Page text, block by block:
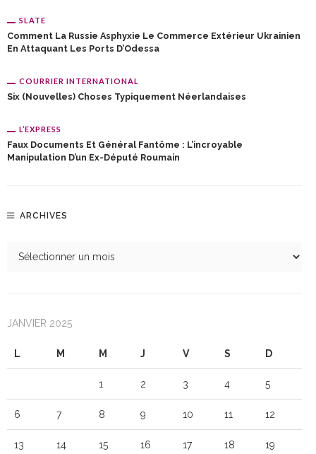
SLATE
Comment La Russie Asphyxie Le Commerce Extérieur Ukrainien
En Attaquant Les Ports D’Odessa
COURRIER INTERNATIONAL
Six (nouvelles) Choses Typiquement Néerlandaises
L’EXPRESS
Faux Documents Et Général Fantôme : L’incroyable
Manipulation D’un Ex-Député Roumain
ARCHIVES
JANVIER 2025
L M M J V S D
1 2 3 4 5
6 7 8 9 10 11 12
13 14 15 16 17 18 19